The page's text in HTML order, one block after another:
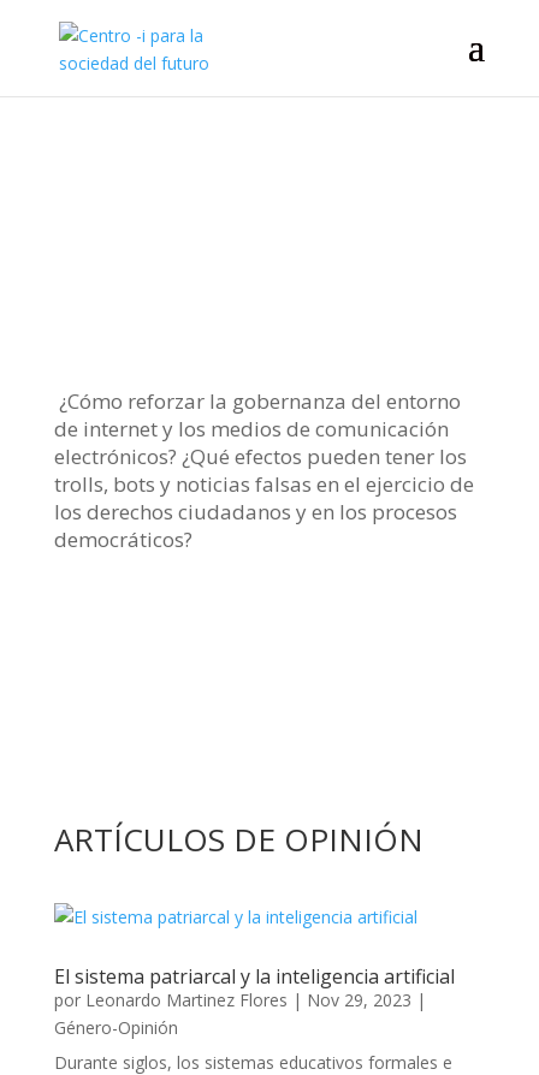
¿Cómo reforzar la gobernanza del entorno
de internet y los medios de comunicación
electrónicos? ¿Qué efectos pueden tener los
trolls, bots y noticias falsas en el ejercicio de
los derechos ciudadanos y en los procesos
democráticos?
ARTÍCULOS DE OPINIÓN
El sistema patriarcal y la inteligencia artificial
por Leonardo Martinez Flores | Nov 29, 2023 |
Género-Opinión
Durante siglos, los sistemas educativos formales e